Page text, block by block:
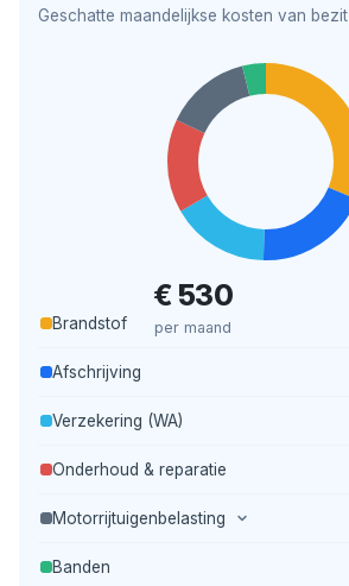
Geschatte maandelijkse kosten van bezit
€ 530
per maand
Brandstof
Afschrijving
Verzekering (WA)
Onderhoud & reparatie
Motorrijtuigenbelasting
Banden